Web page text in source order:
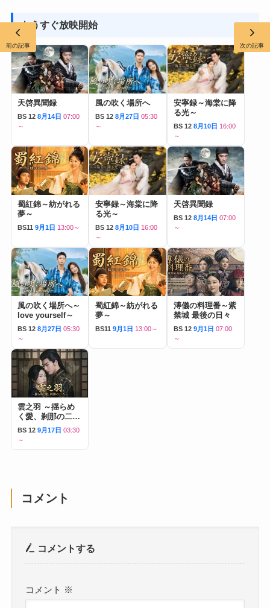
もうすぐ放映開始
天啓異聞録
BS 12 8月14日 07:00
～
風の吹く場所へ
BS 12 8月27日 05:30
～
安寧録～海棠に降
る光～
BS 12 8月10日 16:00
～
蜀紅錦～紡がれる
夢～
BS11 9月1日 13:00～
安寧録～海棠に降
る光～
BS 12 8月10日 16:00
～
天啓異聞録
BS 12 8月14日 07:00
～
風の吹く場所へ～
love yourself～
BS 12 8月27日 05:30
～
蜀紅錦～紡がれる
夢～
BS11 9月1日 13:00～
溥儀の料理番～紫
禁城 最後の日々
BS 12 9月1日 07:00
～
雲之羽 ～揺らめ
く愛、刹那の二人
～
BS 12 9月17日 03:30
～
コメント
コメントする
コメント ※
前の記事 次の記事